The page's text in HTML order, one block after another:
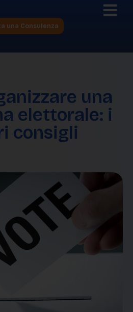
una Consulenza
una
elettorale: i
consigli